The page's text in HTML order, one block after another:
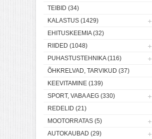
TEIBID (34)
KALASTUS (1429)
EHITUSKEEMIA (32)
RIIDED (1048)
PUHASTUSTEHNIKA (116)
ÕHKRELVAD, TARVIKUD (37)
KEEVITAMINE (139)
SPORT, VABA AEG (330)
REDELID (21)
MOOTORRATAS (5)
AUTOKAUBAD (29)